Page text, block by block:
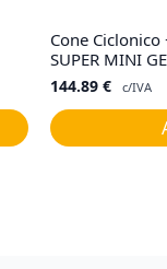
Cone Ciclonico
SUPER MINI
144.89 € c/IVA